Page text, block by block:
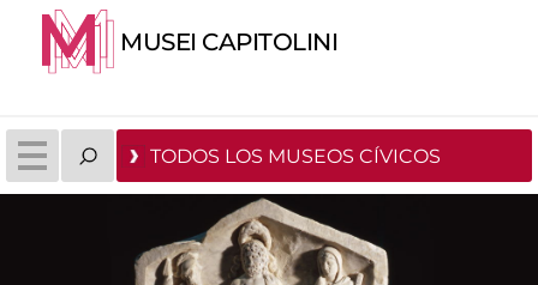
MUSEI CAPITOLINI
TODOS LOS MUSEOS CÍVICOS